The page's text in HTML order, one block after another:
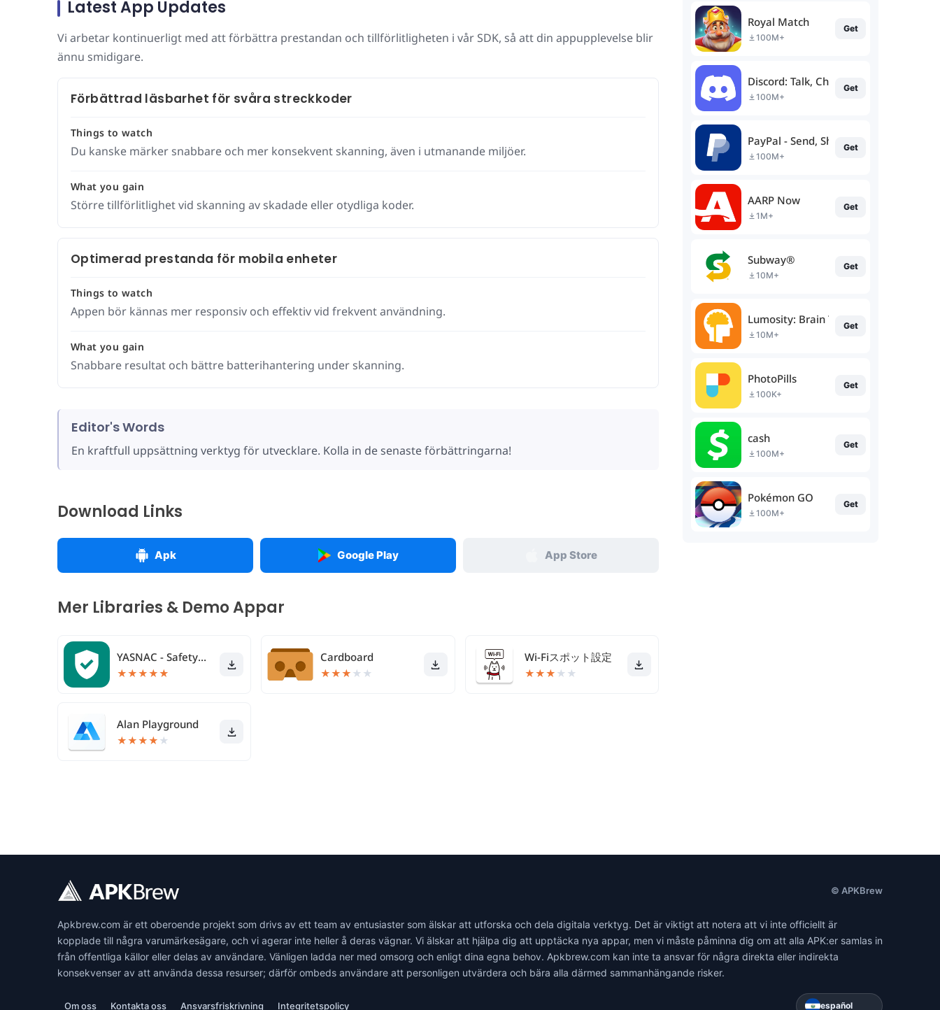
Latest App Updates
Vi arbetar kontinuerligt med att förbättra prestandan och tillförlitligheten i vår SDK, så att din appupplevelse blir
ännu smidigare.
Förbättrad läsbarhet för svåra streckkoder
Things to watch
Du kanske märker snabbare och mer konsekvent skanning, även i utmanande miljöer.
What you gain
Större tillförlitlighet vid skanning av skadade eller otydliga koder.
Optimerad prestanda för mobila enheter
Things to watch
Appen bör kännas mer responsiv och effektiv vid frekvent användning.
What you gain
Snabbare resultat och bättre batterihantering under skanning.
Editor's Words
En kraftfull uppsättning verktyg för utvecklare. Kolla in de senaste förbättringarna!
Download Links
Apk Google Play App Store
Mer Libraries & Demo Appar
YASNAC - SafetyNet Checker
★★★★★
Cardboard
★★★ ★ ★
Wi-Fiスポット設定
★★★ ★ ★
Alan Playground
★★★★ ★
Royal Match
100M+
Get
Discord: Talk, Chat & Hang Out
100M+
Get
PayPal - Send, Shop, Manage
100M+
Get
AARP Now
1M+
Get
Subway®
10M+
Get
Lumosity: Brain Training
10M+
Get
PhotoPills
100K+
Get
cash
100M+
Get
Pokémon GO
100M+
Get
© APKBrew
Apkbrew.com är ett oberoende projekt som drivs av ett team av entusiaster som älskar att utforska och dela digitala verktyg. Det är viktigt att notera att vi inte officiellt är
kopplade till några varumärkesägare, och vi agerar inte heller å deras vägnar. Vi älskar att hjälpa dig att upptäcka nya appar, men vi måste påminna dig om att alla APK:er samlas in
från offentliga källor eller delas av användare. Vänligen ladda ner med omsorg och enligt dina egna behov. Apkbrew.com kan inte ta ansvar för några direkta eller indirekta
konsekvenser av att använda dessa resurser; därför ombeds användare att personligen utvärdera och bära alla därmed sammanhängande risker.
Om oss Kontakta oss Ansvarsfriskrivning Integritetspolicy español